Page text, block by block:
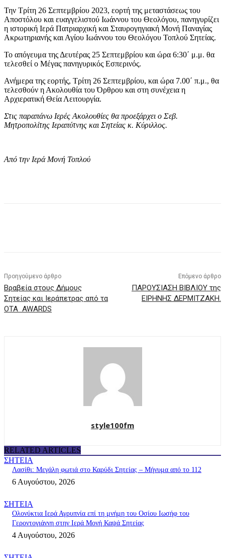
Την Τρίτη 26 Σεπτεμβρίου 2023, εορτή της μεταστάσεως του
Αποστόλου και ευαγγελιστού Ιωάννου του Θεολόγου, πανηγυρίζει
η ιστορική Ιερά Πατριαρχική και Σταυρογηγιακή Μονή Παναγίας
Ακρωτηριανής και Αγίου Ιωάννου του Θεολόγου Τοπλού Σητείας.
Το απόγευμα της Δευτέρας 25 Σεπτεμβρίου και ώρα 6:30΄ μ.μ. θα
τελεσθεί ο Μέγας πανηγυρικός Εσπερινός.
Ανήμερα της εορτής, Τρίτη 26 Σεπτεμβρίου, και ώρα 7.00΄ π.μ., θα
τελεσθούν η Ακολουθία του Όρθρου και στη συνέχεια η
Αρχιερατική Θεία Λειτουργία.
Στις παραπάνω Ιερές Ακολουθίες θα προεξάρχει ο Σεβ.
Μητροπολίτης Ιεραπύτνης και Σητείας κ. Κύριλλος.
Από την Ιερά Μονή Τοπλού
Προηγούμενο άρθρο
Βραβεία στους Δήμους
Σητείας και Ιεράπετρας από τα
OTA AWARDS
Επόμενο άρθρο
ΠΑΡΟΥΣΙΑΣΗ ΒΙΒΛΙΟΥ της
ΕΙΡΗΝΗΣ ΔΕΡΜΙΤΖΑΚΗ.
style100fm
RELATED ARTICLES
ΣΗΤΕΙΑ
Λασίθι: Μεγάλη φωτιά στο Καρύδι Σητείας – Μήνυμα από το 112
6 Αυγούστου, 2026
ΣΗΤΕΙΑ
Ολονύκτια Ιερά Αγρυπνία επί τη μνήμη του Οσίου Ιωσήφ του
Γεροντογιάννη στην Ιερά Μονή Καψά Σητείας
4 Αυγούστου, 2026